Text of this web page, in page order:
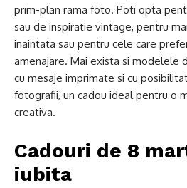
prim-plan rama foto. Poti opta
sau de inspiratie vintage, pentru
inaintata sau pentru cele care
amenajare. Mai exista si modelele
cu mesaje imprimate si cu
fotografii, un cadou ideal pentru o
creativa.
Cadouri de 8
iubita